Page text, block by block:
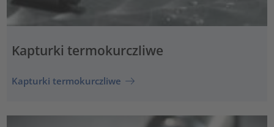
Kapturki termokurczliwe
Kapturki termokurczliwe